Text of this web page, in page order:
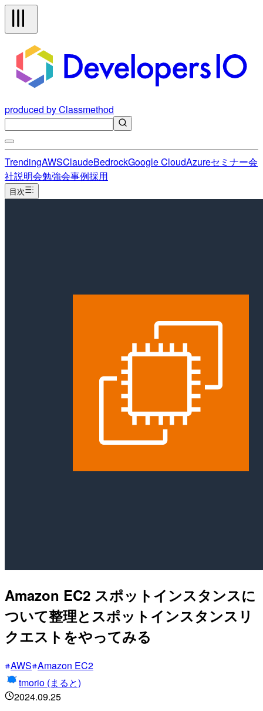
produced by Classmethod
TrendingAWSClaudeBedrockGoogle CloudAzureセミナー会
社説明会勉強会事例採用
目次
Amazon EC2 スポットインスタンスに
ついて整理とスポットインスタンスリ
クエストをやってみる
AWS Amazon EC2
tmorio (まると)
2024.09.25